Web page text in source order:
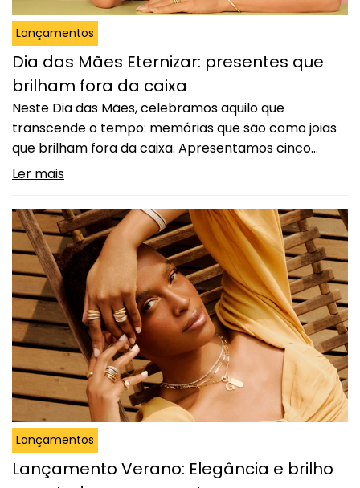
Lançamentos
Dia das Mães Eternizar: presentes que
brilham fora da caixa
Neste Dia das Mães, celebramos aquilo que
transcende o tempo: memórias que são como joias
que brilham fora da caixa. Apresentamos cinco
coleções pensadas para toda a vida: coleção
coleção Íris e a coleção Sensações. Cada uma delas
foi pensada para eternizar momentos especiais e
demonstrar todo o seu amor…
Continuar lendo
Dia das Mães Eternizar: presentes
que brilham fora da caixa
Ler mais
Lançamentos
Lançamento Verano: Elegância e brilho